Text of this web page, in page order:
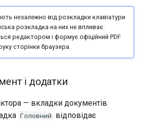
незалежно від розкладки клавіатури
розкладка на них не впливає.
редактором і формує офіційний PDF
сторінки браузера.
і додатки
— вкладки документів
Головний відповідає